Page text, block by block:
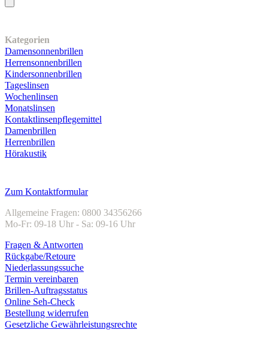
Kategorien
Damensonnenbrillen
Herrensonnenbrillen
Kindersonnenbrillen
Tageslinsen
Wochenlinsen
Monatslinsen
Kontaktlinsenpflegemittel
Damenbrillen
Herrenbrillen
Hörakustik
Zum Kontaktformular
Allgemeine Fragen: 0800 34356266
Mo-Fr: 09-18 Uhr - Sa: 09-16 Uhr
Fragen & Antworten
Rückgabe/Retoure
Niederlassungssuche
Termin vereinbaren
Brillen-Auftragsstatus
Online Seh-Check
Bestellung widerrufen
Gesetzliche Gewährleistungsrechte